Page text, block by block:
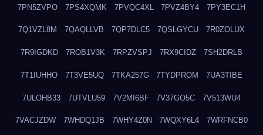
7PN5ZVPO 7PS4XQMK 7PVQC4XL 7PVZ4BY4 7PY3EC1H
7Q1VZL8M 7QAQLLVB 7QP7DLC5 7QSLGYCU 7R0ZOLUX
7R9IGDKD 7ROB1V3K 7RPZVSPJ 7RX9CIDZ 7SH2DRLB
7T1IUHHO 7T3VE5UQ 7TKA257G 7TYDPROM 7UA3TIBE
7ULOHB33 7UTVLU59 7V2MI6BF 7V37GO5C 7V513WU4
7VACJZDW 7WHDQ1JB 7WHY4Z0N 7WQXY6L4 7WRFNCB0